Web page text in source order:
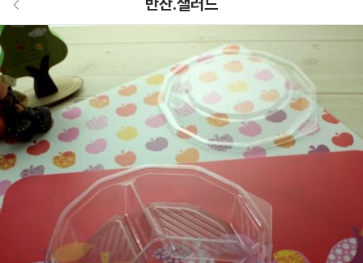
반찬.샐러드